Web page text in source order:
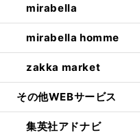
mirabella
mirabella homme
zakka market
その他WEBサービス
集英社アドナビ